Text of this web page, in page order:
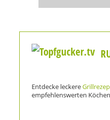
Entdecke leckere
empfehlenswerten